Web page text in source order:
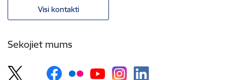
Visi kontakti
Sekojiet mums